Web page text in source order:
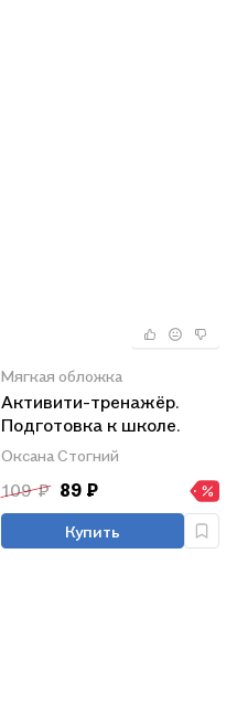
Мягкая обложка
Активити-тренажёр.
Подготовка к школе.
Нейропрописи
Оксана Стогний
109 ₽ 89 ₽
Купить